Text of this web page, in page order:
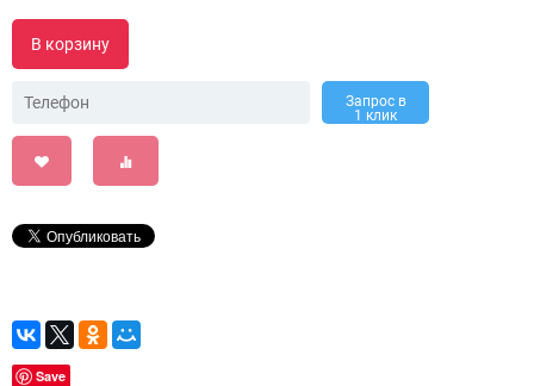
В корзину
Запрос в
1 клик
Save